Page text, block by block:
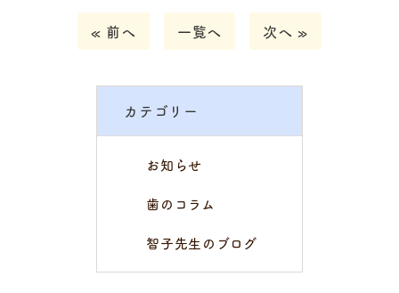
« 前へ 一覧へ 次へ »
カテゴリー
お知らせ
歯のコラム
智子先生のブログ